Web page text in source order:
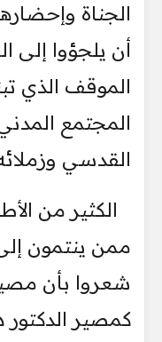
الجناة
أن يلجؤوا إلى
الموقف الذي
المجتمع
القدسي
الكثير من
ممن ينتمون
شعروا بأن
كمصير